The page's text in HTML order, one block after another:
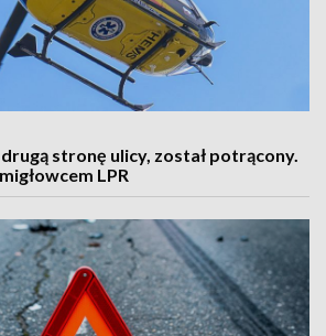
drugą stronę ulicy, został potrącony.
LPR